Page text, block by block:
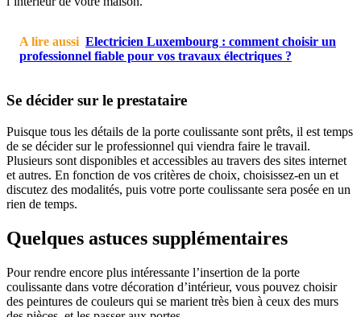
A lire aussi Electricien Luxembourg : comment choisir un
professionnel fiable pour vos travaux électriques ?
Se décider sur le prestataire
Puisque tous les détails de la porte coulissante sont prêts, il est temps
de se décider sur le professionnel qui viendra faire le travail.
Plusieurs sont disponibles et accessibles au travers des sites internet
et autres. En fonction de vos critères de choix, choisissez-en un et
discutez des modalités, puis votre porte coulissante sera posée en un
rien de temps.
Quelques astuces supplémentaires
Pour rendre encore plus intéressante l’insertion de la porte
coulissante dans votre décoration d’intérieur, vous pouvez choisir
des peintures de couleurs qui se marient très bien à ceux des murs